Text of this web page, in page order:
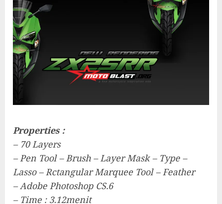
Properties :
– 70 Layers
– Pen Tool – Brush – Layer Mask – Type –
Lasso – Rctangular Marquee Tool – Feather
– Adobe Photoshop CS.6
– Time : 3.12menit